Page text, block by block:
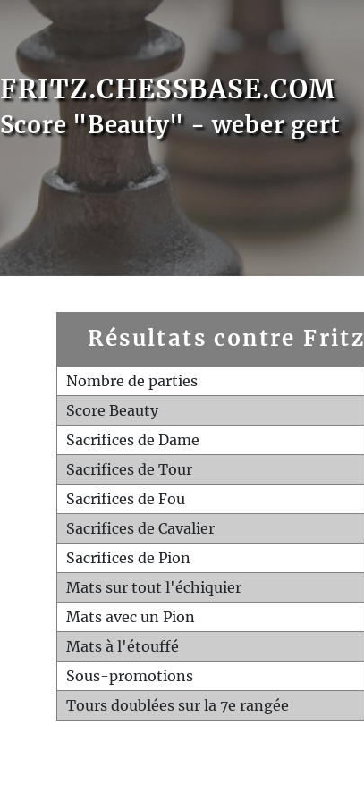
FRITZ.CHESSBASE.COM
Score "Beauty" - weber gert
Résultats contre Fritz
Nombre de parties
Score Beauty
Sacrifices de Dame
Sacrifices de Tour
Sacrifices de Fou
Sacrifices de Cavalier
Sacrifices de Pion
Mats sur tout l'échiquier
Mats avec un Pion
Mats à l'étouffé
Sous-promotions
Tours doublées sur la 7e rangée